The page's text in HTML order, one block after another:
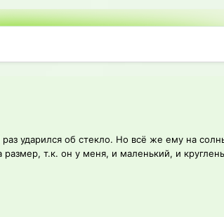
раз ударился об стекло. Но всё же ему на
т.к. он у меня, и маленький, и